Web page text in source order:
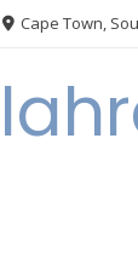
Cape Town,